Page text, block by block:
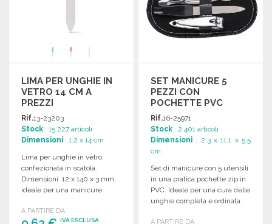
LIMA PER UNGHIE IN
VETRO 14 CM A
PREZZI
ALL'INGROSSO
Rif.13-23203
Stock : 15 227 articoli
Dimensioni : 1.2 x 14 cm
Lima per unghie in vetro,
confezionata in scatola.
Dimensioni: 12 x 140 x 3 mm,
ideale per una manicure
A PARTIRE DA
IVA ESCLUSA
SET MANICURE 5
PEZZI CON
POCHETTE PVC
Rif.16-25971
Stock : 2 401 articoli
Dimensioni : 2.3 x 11.1 x 5.5
cm
Set di manicure con 5 utensili
in una pratica pochette zip in
PVC. Ideale per una cura delle
unghie completa e ordinata.
A PARTIRE DA